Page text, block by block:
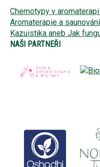
Chemotypy v
Aromaterapie a saunování
Kazuistika aneb Jak
NAŠI PARTNEŘI